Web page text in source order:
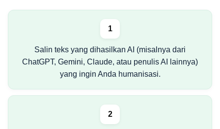
1
Salin teks yang dihasilkan AI (misalnya dari
ChatGPT, Gemini, Claude, atau penulis AI lainnya)
yang ingin Anda humanisasi.
2